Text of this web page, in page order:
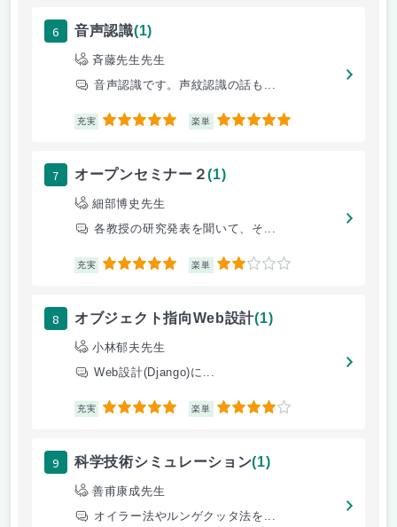
6 音声認識(1)
斉藤先生先生
音声認識です。声紋認識の話も...
充実 5 楽単 5
7 オープンセミナー２(1)
細部博史先生
各教授の研究発表を聞いて、そ...
充実 5 楽単 2
8 オブジェクト指向Web設計(1)
小林郁夫先生
Web設計(Django)に...
充実 5 楽単 4
9 科学技術シミュレーション(1)
善甫康成先生
オイラー法やルンゲクッタ法を...